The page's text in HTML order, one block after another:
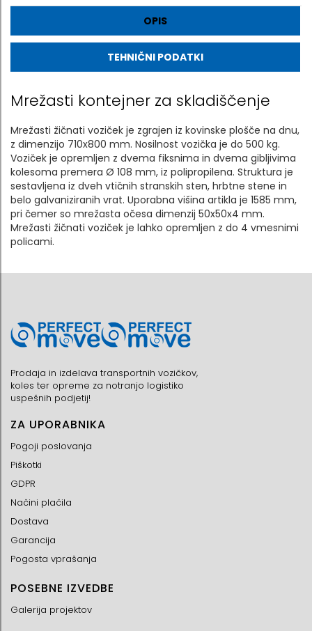
OPIS
TEHNIČNI PODATKI
Mrežasti kontejner za skladiščenje
Mrežasti žičnati voziček je zgrajen iz kovinske plošče na dnu,
z dimenzijo 710x800 mm. Nosilnost vozička je do 500 kg.
Voziček je opremljen z dvema fiksnima in dvema gibljivima
kolesoma premera Ø 108 mm, iz polipropilena. Struktura je
sestavljena iz dveh vtičnih stranskih sten, hrbtne stene in
belo galvaniziranih vrat. Uporabna višina artikla je 1585 mm,
pri čemer so mrežasta očesa dimenzij 50x50x4 mm.
Mrežasti žičnati voziček je lahko opremljen z do 4 vmesnimi
policami.
Prodaja in izdelava transportnih vozičkov,
koles ter opreme za notranjo logistiko
uspešnih podjetij!
ZA UPORABNIKA
Pogoji poslovanja
Piškotki
GDPR
Načini plačila
Dostava
Garancija
Pogosta vprašanja
POSEBNE IZVEDBE
Galerija projektov